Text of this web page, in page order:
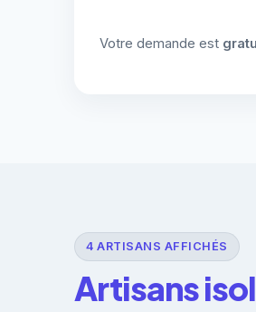
Votre demande est
4 ARTISANS AFFICHÉS
Artisans